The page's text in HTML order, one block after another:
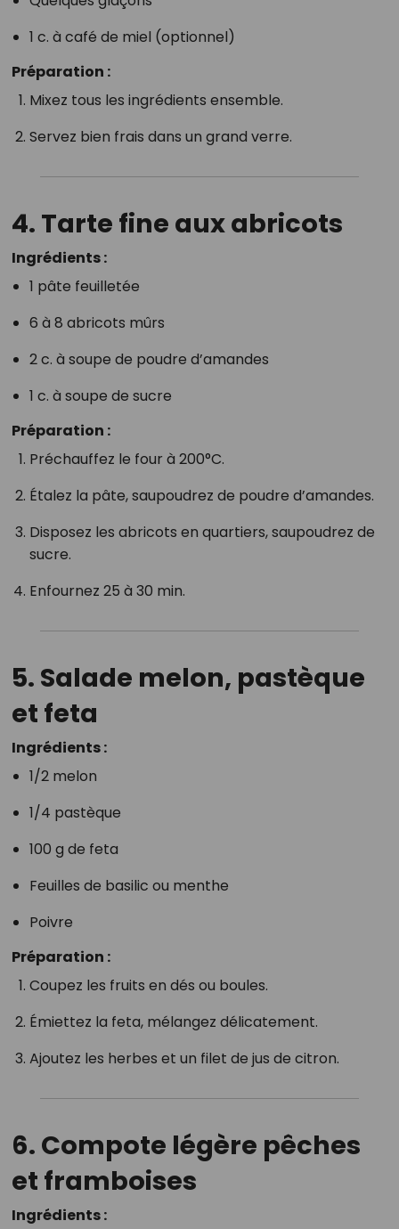
1 c. à café de miel (optionnel)
Préparation :
Mixez tous les ingrédients ensemble.
Servez bien frais dans un grand verre.
4. Tarte fine aux abricots
Ingrédients :
1 pâte feuilletée
6 à 8 abricots mûrs
2 c. à soupe de poudre d’amandes
1 c. à soupe de sucre
Préparation :
Préchauffez le four à 200°C.
Étalez la pâte, saupoudrez de poudre d’amandes.
Disposez les abricots en quartiers, saupoudrez de
sucre.
Enfournez 25 à 30 min.
5. Salade melon, pastèque
et feta
Ingrédients :
1/2 melon
1/4 pastèque
100 g de feta
Feuilles de basilic ou menthe
Poivre
Préparation :
Coupez les fruits en dés ou boules.
Émiettez la feta, mélangez délicatement.
Ajoutez les herbes et un filet de jus de citron.
6. Compote légère pêches
et framboises
Ingrédients :